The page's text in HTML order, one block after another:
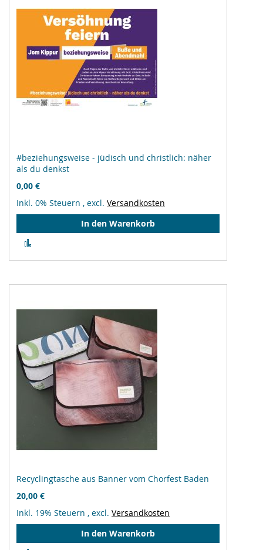
#beziehungsweise - jüdisch und christlich: näher
als du denkst
0,00 €
Inkl. 0% Steuern , excl. Versandkosten
In den Warenkorb
hinzufügen
Recyclingtasche aus Banner vom Chorfest Baden
20,00 €
Inkl. 19% Steuern , excl. Versandkosten
In den Warenkorb